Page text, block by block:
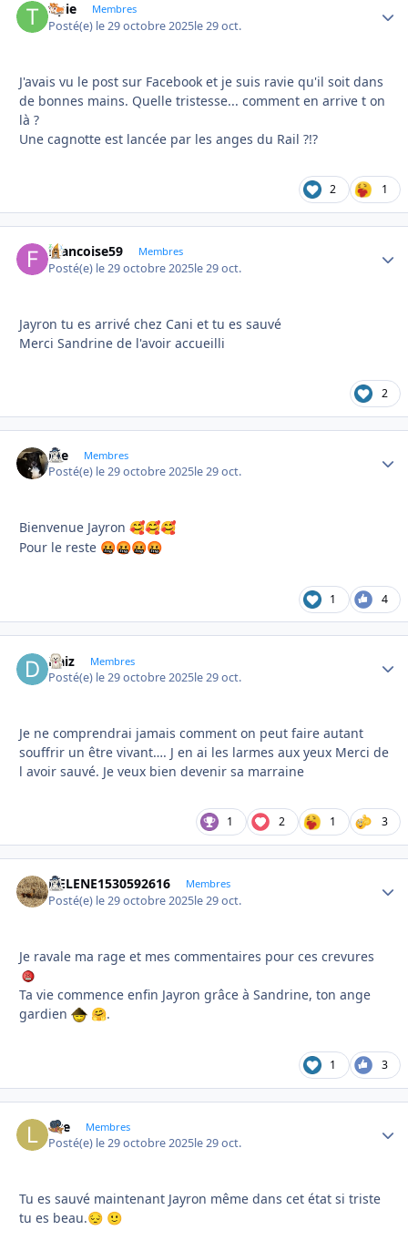
tipie Membres
Posté(e) le 29 octobre 2025le 29 oct.
J'avais vu le post sur Facebook et je suis ravie qu'il soit dans
de bonnes mains. Quelle tristesse... comment en arrive t on
là ?
Une cagnotte est lancée par les anges du Rail ?!?
2 1
Francoise59 Membres
Posté(e) le 29 octobre 2025le 29 oct.
Jayron tu es arrivé chez Cani et tu es sauvé
Merci Sandrine de l'avoir accueilli
2
Joe Membres
Posté(e) le 29 octobre 2025le 29 oct.
Bienvenue Jayron 🥰🥰🥰
Pour le reste 🤬🤬🤬🤬
1 4
Daiz Membres
Posté(e) le 29 octobre 2025le 29 oct.
Je ne comprendrai jamais comment on peut faire autant
souffrir un être vivant…. J en ai les larmes aux yeux Merci de
l avoir sauvé. Je veux bien devenir sa marraine
1 2 1 3
HELENE1530592616 Membres
Posté(e) le 29 octobre 2025le 29 oct.
Je ravale ma rage et mes commentaires pour ces crevures
Ta vie commence enfin Jayron grâce à Sandrine, ton ange
gardien
🤗.
1 3
live Membres
Posté(e) le 29 octobre 2025le 29 oct.
Tu es sauvé maintenant Jayron même dans cet état si triste
tu es beau.😔 🙂